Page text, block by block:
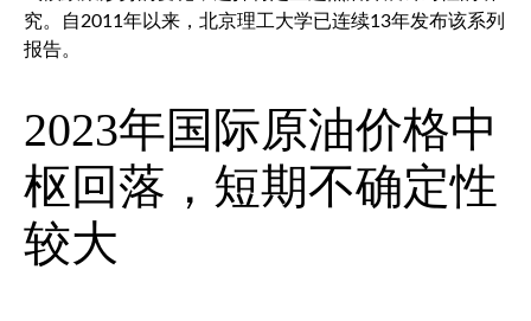
究。自2011年以来，北京理工大学已连续13年发布该系列
报告。
2023年国际原油价格中
枢回落，短期不确定性
较大